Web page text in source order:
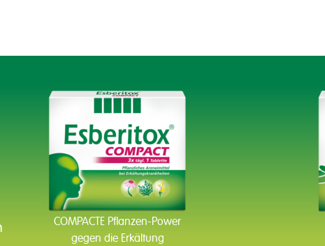
COMPACTE Pflanzen-Power
gegen die Erkältung